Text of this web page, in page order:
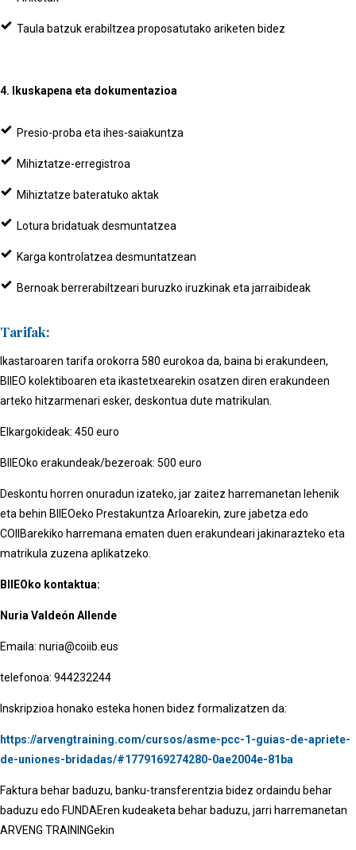
Taula batzuk erabiltzea proposatutako ariketen bidez
4. Ikuskapena eta dokumentazioa
Presio-proba eta ihes-saiakuntza
Mihiztatze-erregistroa
Mihiztatze bateratuko aktak
Lotura bridatuak desmuntatzea
Karga kontrolatzea desmuntatzean
Bernoak berrerabiltzeari buruzko iruzkinak eta jarraibideak
Tarifak:
Ikastaroaren tarifa orokorra 580 eurokoa da, baina bi erakundeen,
BIIEO kolektiboaren eta ikastetxearekin osatzen diren erakundeen
arteko hitzarmenari esker, deskontua dute matrikulan.
Elkargokideak: 450 euro
BIIEOko erakundeak/bezeroak: 500 euro
Deskontu horren onuradun izateko, jar zaitez harremanetan lehenik
eta behin BIIEOeko Prestakuntza Arloarekin, zure jabetza edo
COIIBarekiko harremana ematen duen erakundeari jakinarazteko eta
matrikula zuzena aplikatzeko.
BIIEOko kontaktua:
Nuria Valdeón Allende
Emaila: nuria@coiib.eus
telefonoa: 944232244
Inskripzioa honako esteka honen bidez formalizatzen da:
https://arvengtraining.com/cursos/asme-pcc-1-guias-de-apriete-
de-uniones-bridadas/#1779169274280-0ae2004e-81ba
Faktura behar baduzu, banku-transferentzia bidez ordaindu behar
baduzu edo FUNDAEren kudeaketa behar baduzu, jarri harremanetan
ARVENG TRAININGekin